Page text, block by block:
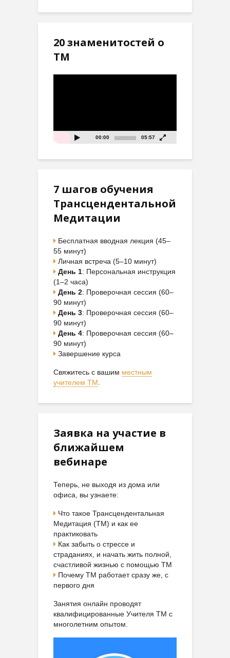
20 знаменитостей о
ТМ
00:00 05:57
7 шагов обучения
Трансцендентальной
Медитации
Бесплатная вводная лекция (45–
55 минут)
Личная встреча (5–10 минут)
День 1: Персональная инструкция
(1–2 часа)
День 2: Проверочная сессия (60–
90 минут)
День 3: Проверочная сессия (60–
90 минут)
День 4: Проверочная сессия (60–
90 минут)
Завершение курса
Свяжитесь с вашим местным
учителем ТМ.
Заявка на участие в
ближайшем
вебинаре
Теперь, не выходя из дома или
офиса, вы узнаете:
Что такое Трансцендентальная
Медитация (ТМ) и как ее
практиковать
Как забыть о стрессе и
страданиях, и начать жить полной,
счастливой жизнью с помощью ТМ
Почему ТМ работает сразу же, с
первого дня
Занятия онлайн проводят
квалифицированные Учителя ТМ с
многолетним опытом.